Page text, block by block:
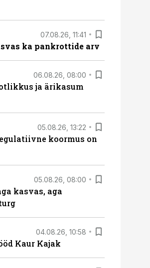
07.08.26, 11:41
ka pankrottide arv
06.08.26, 08:00
ja ärikasum
05.08.26, 13:22
koormus on
05.08.26, 08:00
kasvas, aga
04.08.26, 10:58
Kaur Kajak